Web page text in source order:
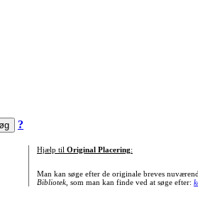
?
Hjælp til Original Placering:
Man kan søge efter de originale breves
Bibliotek, som man kan finde ved at søge efter: